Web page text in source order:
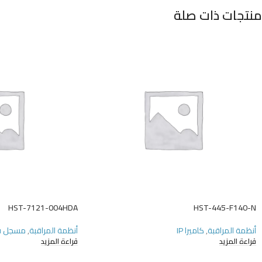
منتجات ذات صلة
HST-445-F140-N
أنظمة المراقبة,كاميرا IP
قراءة المزيد
HST-7121-004HDA
أنظمة المراقبة,مسجل
قراءة المزيد